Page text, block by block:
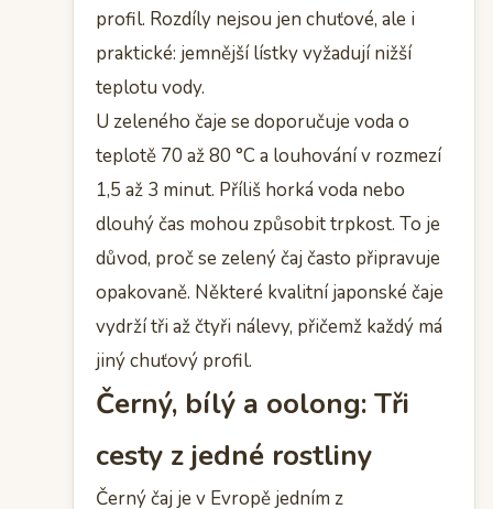
profil. Rozdíly nejsou jen chuťové, ale i
praktické: jemnější lístky vyžadují nižší
teplotu vody.
U zeleného čaje se doporučuje voda o
teplotě 70 až 80 °C a louhování v rozmezí
1,5 až 3 minut. Příliš horká voda nebo
dlouhý čas mohou způsobit trpkost. To je
důvod, proč se zelený čaj často připravuje
opakovaně. Některé kvalitní japonské čaje
vydrží tři až čtyři nálevy, přičemž každý má
jiný chuťový profil.
Černý, bílý a oolong: Tři
cesty z jedné rostliny
Černý čaj je v Evropě jedním z